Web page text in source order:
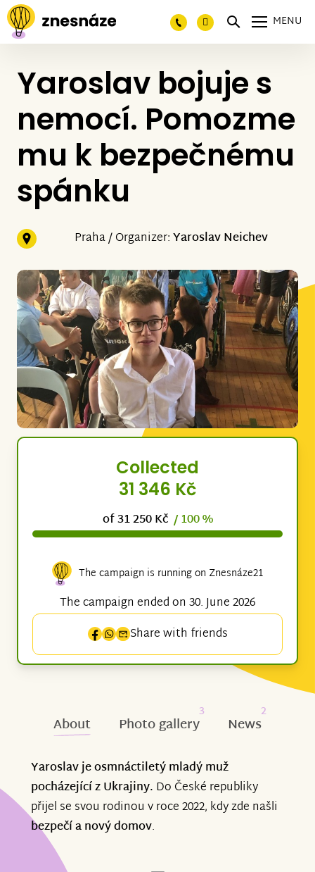
MENU
Yaroslav bojuje s
nemocí. Pomozme
mu k bezpečnému
spánku
Praha / Organizer:Yaroslav Neichev
Collected
31 346 Kč
of 31 250 Kč / 100 %
The campaign is running on Znesnáze21
The campaign ended on 30. June 2026
Share with friends
About Photo gallery
3
News
2
Yaroslav je osmnáctiletý mladý muž
pocházející z Ukrajiny. Do České republiky
přijel se svou rodinou v roce 2022, kdy zde našli
bezpečí a nový domov.